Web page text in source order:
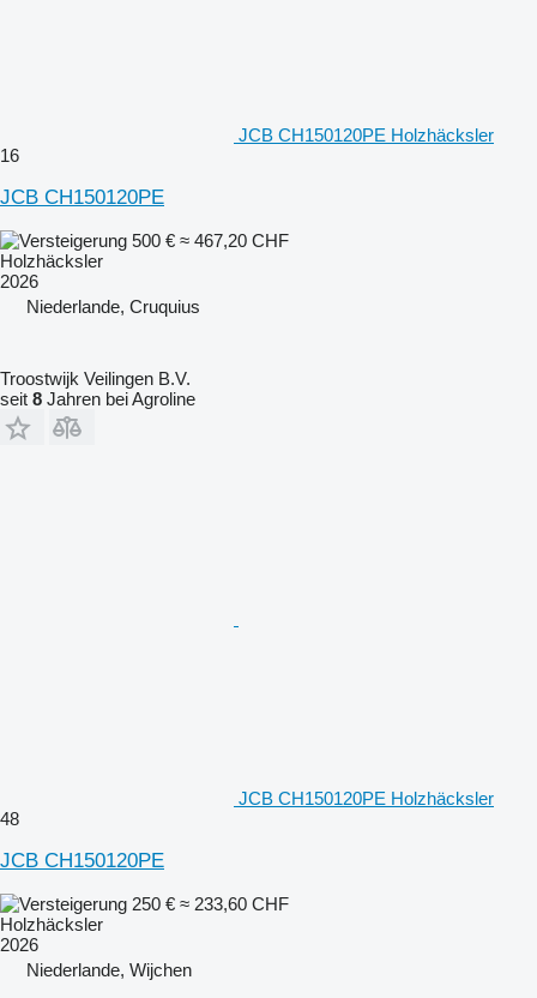
JCB CH150120PE Holzhäcksler
16
JCB CH150120PE
500 € ≈ 467,20 CHF
Holzhäcksler
2026
Niederlande, Cruquius
Troostwijk Veilingen B.V.
seit 8 Jahren bei Agroline
JCB CH150120PE Holzhäcksler
48
JCB CH150120PE
250 € ≈ 233,60 CHF
Holzhäcksler
2026
Niederlande, Wijchen